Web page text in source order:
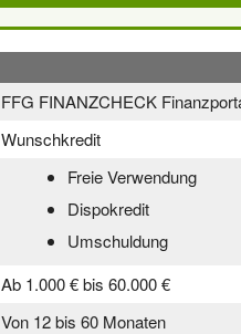
FFG FINANZCHECK
Wunschkredit
Freie Verwendung
Dispokredit
Umschuldung
Ab 1.000 € bis 60.000 €
Von 12 bis 60 Monaten